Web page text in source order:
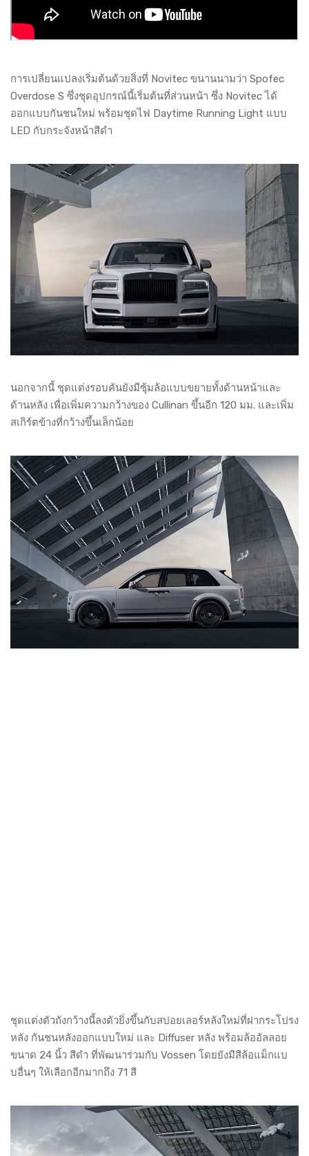
การเปลี่ยนแปลงเริ่มต้นด้วยสิ่งที่ Novitec ขนานนามว่า Spofec
Overdose S ซึ่งชุดอุปกรณ์นี้เริ่มต้นที่ส่วนหน้า ซึ่ง Novitec ได้
ออกแบบกันชนใหม่ พร้อมชุดไฟ Daytime Running Light แบบ
LED กับกระจังหน้าสีดำ
นอกจากนี้ ชุดแต่งรอบคันยังมีซุ้มล้อแบบขยายทั้งด้านหน้าและ
ด้านหลัง เพื่อเพิ่มความกว้างของ Cullinan ขึ้นอีก 120 มม. และเพิ่ม
สเกิร์ตข้างที่กว้างขึ้นเล็กน้อย
ชุดแต่งตัวถังกว้างนี้ลงตัวยิ่งขึ้นกับสปอยเลอร์หลังใหม่ที่ฝากระโปรง
หลัง กันชนหลังออกแบบใหม่ และ Diffuser หลัง พร้อมล้ออัลลอย
ขนาด 24 นิ้ว สีดำ ที่พัฒนาร่วมกับ Vossen โดยยังมีสีล้อแม็กแบ
บอื่นๆ ให้เลือกอีกมากถึง 71 สี